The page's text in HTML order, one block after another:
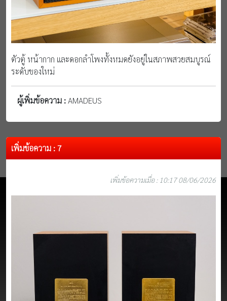
ตัวตู้ หน้ากาก และดอกลำโพงทั้งหมดยังอยู่ในสภาพสวยสมบูรณ์
ระดับของใหม่
ผู้เพิ่มข้อความ :AMADEUS
เพิ่มข้อความ : 7
เพิ่มข้อความเมื่อ : 10:17 08/06/2026